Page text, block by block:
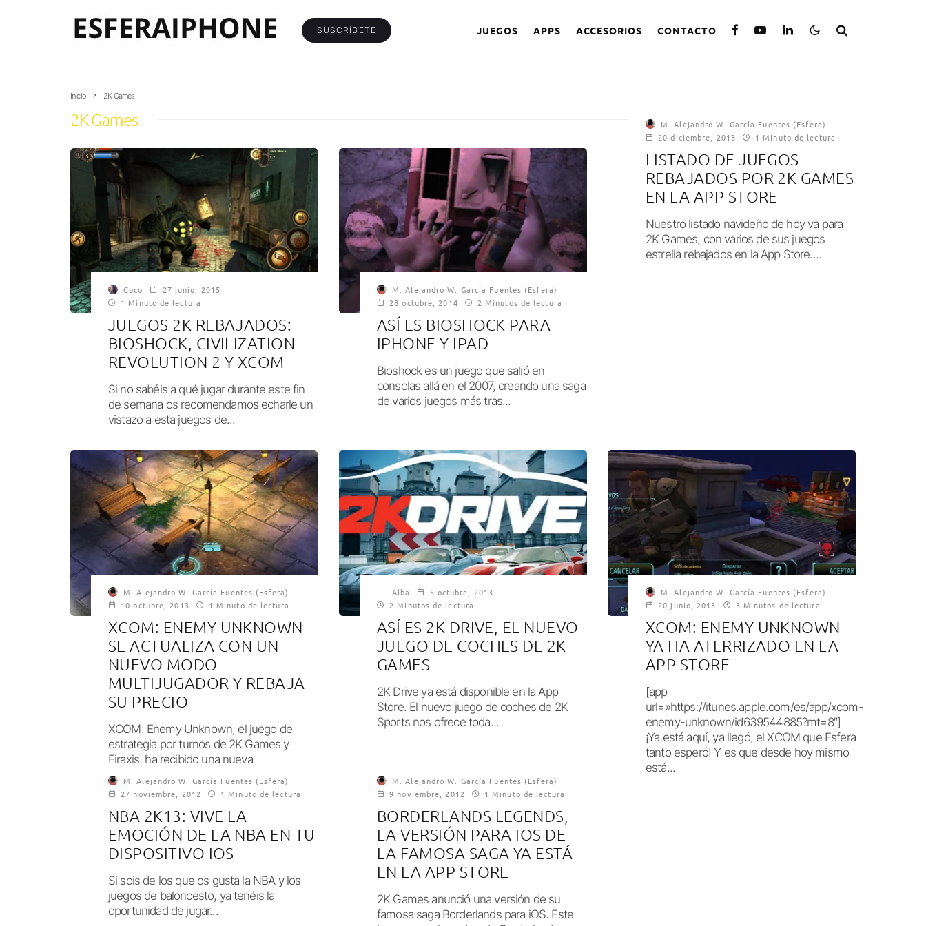
SUSCRÍBETE JUEGOS APPS ACCESORIOS CONTACTO
Inicio 2K Games
2K Games
Coco
27 junio, 2015
1 Minuto de lectura
JUEGOS 2K REBAJADOS:
BIOSHOCK, CIVILIZATION
REVOLUTION 2 Y XCOM
Si no sabéis a qué jugar durante este fin
de semana os recomendamos echarle un
vistazo a esta juegos de...
M. Alejandro W. García Fuentes (Esfera)
28 octubre, 2014
2 Minutos de lectura
ASÍ ES BIOSHOCK PARA
IPHONE Y IPAD
Bioshock es un juego que salió en
consolas allá en el 2007, creando una saga
de varios juegos más tras...
M. Alejandro W. García Fuentes (Esfera)
20 diciembre, 2013
1 Minuto de lectura
LISTADO DE JUEGOS
REBAJADOS POR 2K GAMES
EN LA APP STORE
Nuestro listado navideño de hoy va para
2K Games, con varios de sus juegos
estrella rebajados en la App Store....
M. Alejandro W. García Fuentes (Esfera)
10 octubre, 2013
1 Minuto de lectura
XCOM: ENEMY UNKNOWN
SE ACTUALIZA CON UN
NUEVO MODO
MULTIJUGADOR Y REBAJA
SU PRECIO
XCOM: Enemy Unknown, el juego de
estrategia por turnos de 2K Games y
Firaxis, ha recibido una nueva
actualización que...
Alba
5 octubre, 2013
2 Minutos de lectura
ASÍ ES 2K DRIVE, EL NUEVO
JUEGO DE COCHES DE 2K
GAMES
2K Drive ya está disponible en la App
Store. El nuevo juego de coches de 2K
Sports nos ofrece toda...
M. Alejandro W. García Fuentes (Esfera)
20 junio, 2013
3 Minutos de lectura
XCOM: ENEMY UNKNOWN
YA HA ATERRIZADO EN LA
APP STORE
[app
url=»https://itunes.apple.com/es/app/xcom-
enemy-unknown/id639544885?mt=8″]
¡Ya está aquí, ya llegó, el XCOM que Esfera
tanto esperó! Y es que desde hoy mismo
está...
M. Alejandro W. García Fuentes (Esfera)
27 noviembre, 2012
1 Minuto de lectura
NBA 2K13: VIVE LA
EMOCIÓN DE LA NBA EN TU
DISPOSITIVO IOS
Si sois de los que os gusta la NBA y los
juegos de baloncesto, ya tenéis la
oportunidad de jugar...
M. Alejandro W. García Fuentes (Esfera)
9 noviembre, 2012
1 Minuto de lectura
BORDERLANDS LEGENDS,
LA VERSIÓN PARA IOS DE
LA FAMOSA SAGA YA ESTÁ
EN LA APP STORE
2K Games anunció una versión de su
famosa saga Borderlands para iOS. Este